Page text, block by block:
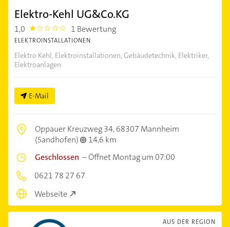
Elektro-Kehl UG&Co.KG
1,0 1.0 1 Bewertung
ELEKTROINSTALLATIONEN
Elektro Kehl, Elektroinstallationen, Gebäudetechnik, Elektriker,
Elektroanlagen
E-Mail
Oppauer Kreuzweg 34,68307 Mannheim
(Sandhofen)
14,6 km
Geschlossen –Öffnet Montag um 07:00
0621 78 27 67
Webseite
AUS DER REGION